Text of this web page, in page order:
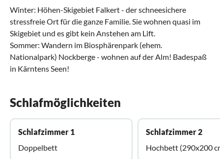
Winter: Höhen-Skigebiet Falkert - der schneesichere
stressfreie Ort für die ganze Familie. Sie wohnen quasi im
Skigebiet und es gibt kein Anstehen am Lift.
Sommer: Wandern im Biosphärenpark (ehem.
Nationalpark) Nockberge - wohnen auf der Alm! Badespaß
in Kärntens Seen!
Schlafmöglichkeiten
Schlafzimmer 1
Doppelbett
Schlafzimmer 2
Hochbett (290x200